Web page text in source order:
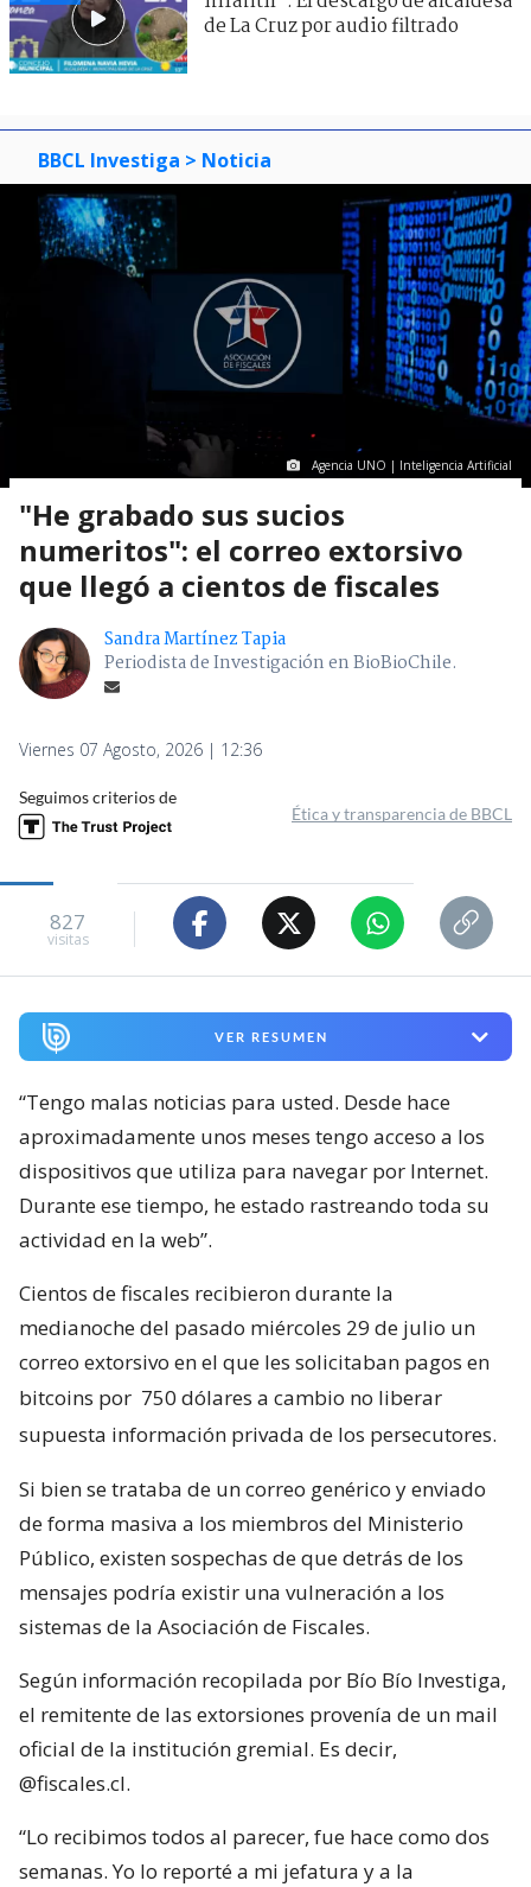
de La Cruz por audio filtrado
BBCL Investiga > Noticia
Agencia UNO | Inteligencia Artificial
"He grabado sus sucios
numeritos": el correo extorsivo
que llegó a cientos de fiscales
Sandra Martínez Tapia
Periodista de Investigación en BioBioChile.
Viernes 07 Agosto, 2026 | 12:36
Seguimos criterios de
Ética y transparencia de BBCL
827
visitas
VER RESUMEN
“Tengo malas noticias para usted. Desde hace
aproximadamente unos meses tengo acceso a los
dispositivos que utiliza para navegar por Internet.
Durante ese tiempo, he estado rastreando toda su
actividad en la web”.
Cientos de fiscales recibieron durante la
medianoche del pasado miércoles 29 de julio un
correo extorsivo en el que les solicitaban pagos en
bitcoins por 750 dólares a cambio no liberar
supuesta información privada de los persecutores.
Si bien se trataba de un correo genérico y enviado
de forma masiva a los miembros del Ministerio
Público, existen sospechas de que detrás de los
mensajes podría existir una vulneración a los
sistemas de la Asociación de Fiscales.
Según información recopilada por Bío Bío Investiga,
el remitente de las extorsiones provenía de un mail
oficial de la institución gremial. Es decir,
@fiscales.cl.
“Lo recibimos todos al parecer, fue hace como dos
semanas. Yo lo reporté a mi jefatura y a la